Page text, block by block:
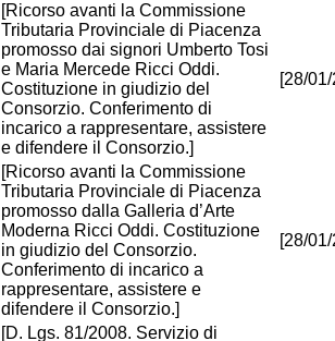
[Ricorso avanti la Commissione
Tributaria Provinciale di Piacenza
promosso dai signori Umberto Tosi
e Maria Mercede Ricci Oddi.
Costituzione in giudizio del
Consorzio. Conferimento di
incarico a rappresentare, assistere
e difendere il Consorzio.]
[28/
[Ricorso avanti la Commissione
Tributaria Provinciale di Piacenza
promosso dalla Galleria d’Arte
Moderna Ricci Oddi. Costituzione
in giudizio del Consorzio.
Conferimento di incarico a
rappresentare, assistere e
difendere il Consorzio.]
[28/
[D. Lgs. 81/2008. Servizio di